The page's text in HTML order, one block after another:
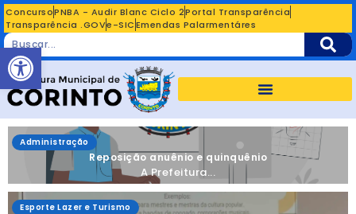
ConcursoPNBA - Audir Blanc Ciclo 2Portal Transparência
Transparência .GOVe-SICEmendas Palarmentáres
Administração
Reposição anuênio e quinquênio
A Prefeitura...
Esporte Lazer e Turismo
Abrir a barra de ferramentas